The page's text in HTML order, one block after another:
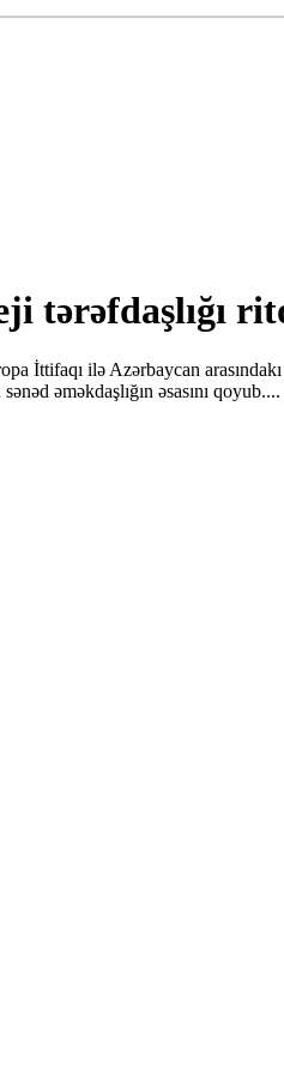
tərəfdaşlığı
ilə Azərbaycan arasındakı
əməkdaşlığın əsasını qoyub....